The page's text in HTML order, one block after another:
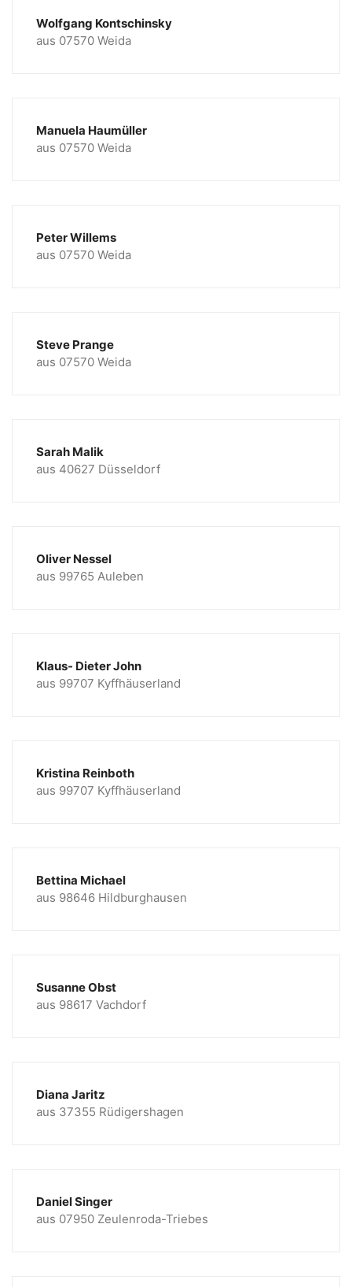
Wolfgang Kontschinsky
aus 07570 Weida
Manuela Haumüller
aus 07570 Weida
Peter Willems
aus 07570 Weida
Steve Prange
aus 07570 Weida
Sarah Malik
aus 40627 Düsseldorf
Oliver Nessel
aus 99765 Auleben
Klaus- Dieter John
aus 99707 Kyffhäuserland
Kristina Reinboth
aus 99707 Kyffhäuserland
Bettina Michael
aus 98646 Hildburghausen
Susanne Obst
aus 98617 Vachdorf
Diana Jaritz
aus 37355 Rüdigershagen
Daniel Singer
aus 07950 Zeulenroda-Triebes